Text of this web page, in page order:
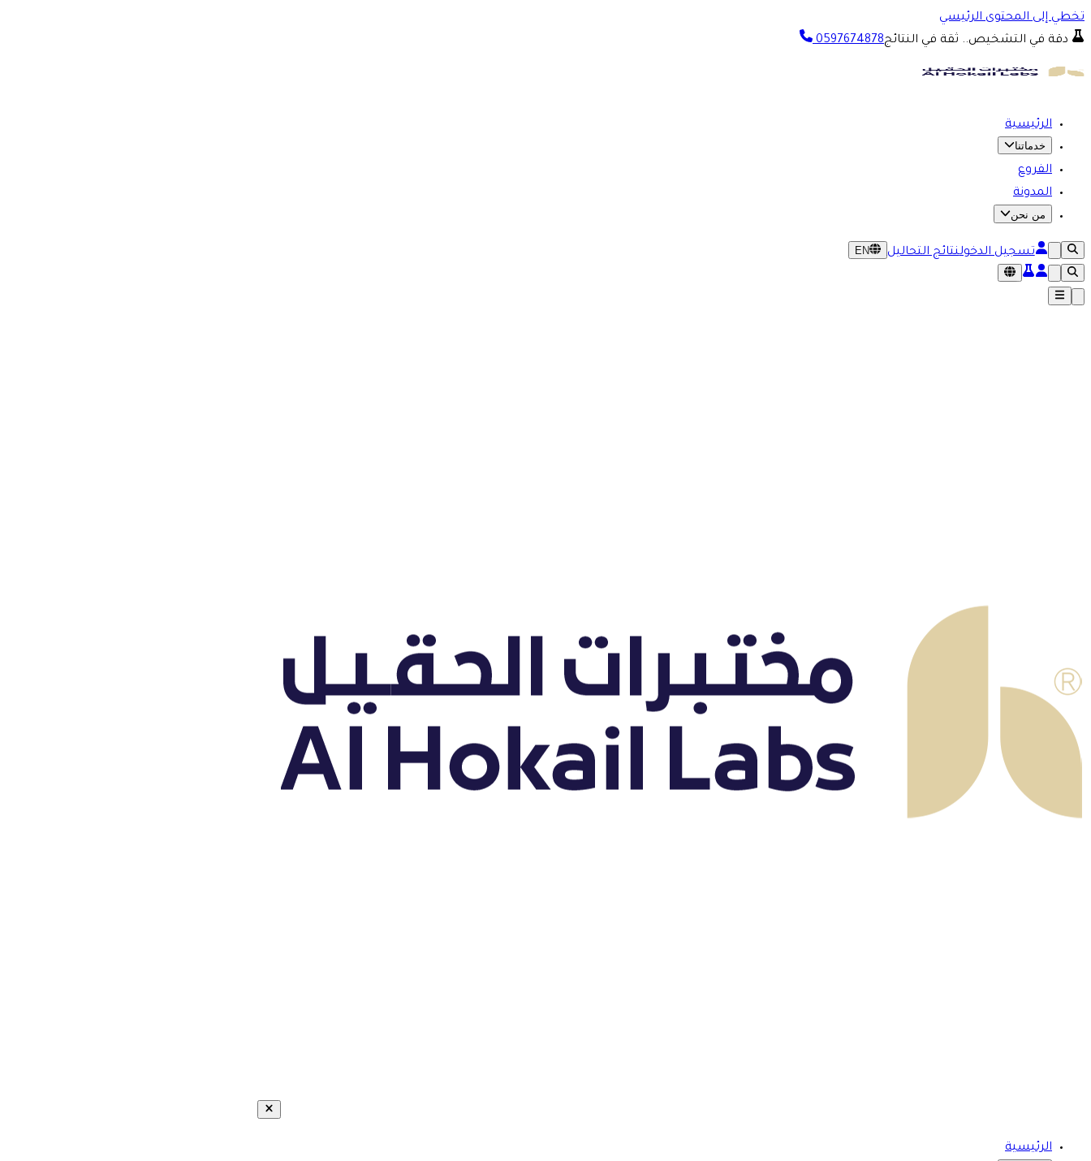
تخطي إلى المحتوى الرئيسي
دقة في التشخيص.. ثقة في النتائج0597674878
الرئيسية
خدماتنا
الفروع
المدونة
من نحن
تسجيل الدخولنتائج التحاليل EN
الرئيسية